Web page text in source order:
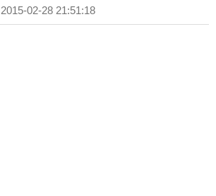
2015-02-28 21:51:18